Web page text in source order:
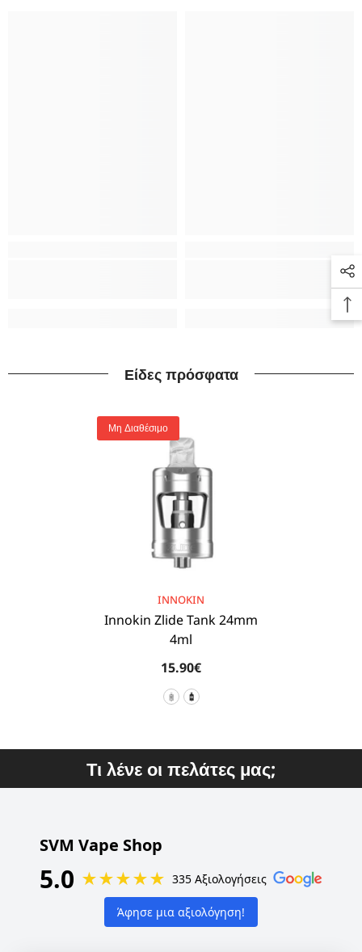
Είδες πρόσφατα
Μη Διαθέσιμο
INNOKIN
Innokin Zlide Tank 24mm
4ml
15.90€
Τι λένε οι πελάτες μας;